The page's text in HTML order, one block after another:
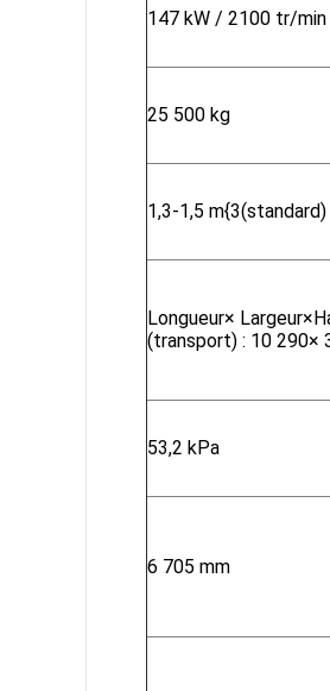
147 kW / 2100 tr/min
25 500 kg
1,3-1,5 m{3(standard)
Longueur×
(transport) : 10 290×
53,2 kPa
6 705 mm